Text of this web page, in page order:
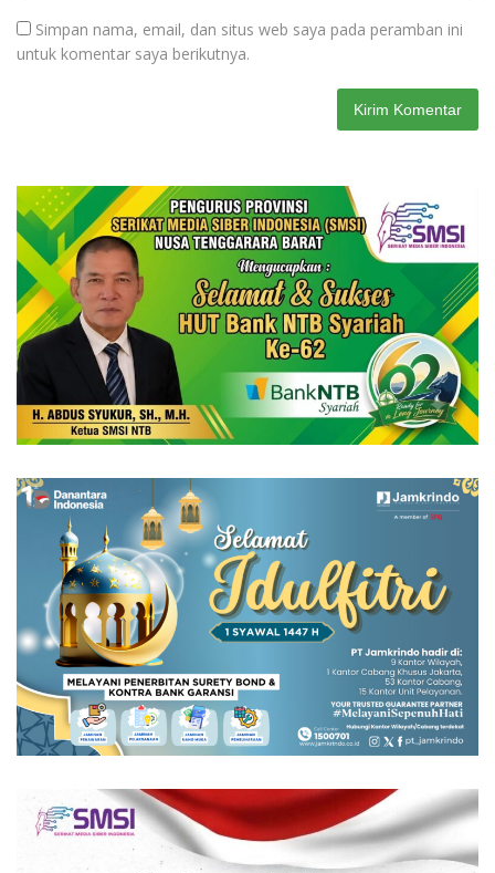
Simpan nama, email, dan situs web saya pada peramban ini
untuk komentar saya berikutnya.